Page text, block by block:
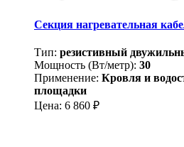
Секция нагревательная
Тип: резистивный
Мощность (Вт/метр): 30
Применение: Кровля и
площадки
Цена: 6 860 ₽